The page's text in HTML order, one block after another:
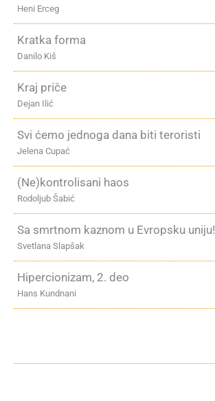
Heni Erceg
Kratka forma
Danilo Kiš
Kraj priče
Dejan Ilić
Svi ćemo jednoga dana biti teroristi
Jelena Cupać
(Ne)kontrolisani haos
Rodoljub Šabić
Sa smrtnom kaznom u Evropsku uniju!
Svetlana Slapšak
Hipercionizam, 2. deo
Hans Kundnani